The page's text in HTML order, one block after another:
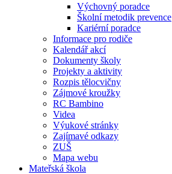
Výchovný poradce
Školní metodik prevence
Kariérní poradce
Informace pro rodiče
Kalendář akcí
Dokumenty školy
Projekty a aktivity
Rozpis tělocvičny
Zájmové kroužky
RC Bambino
Videa
Výukové stránky
Zajímavé odkazy
ZUŠ
Mapa webu
Mateřská škola